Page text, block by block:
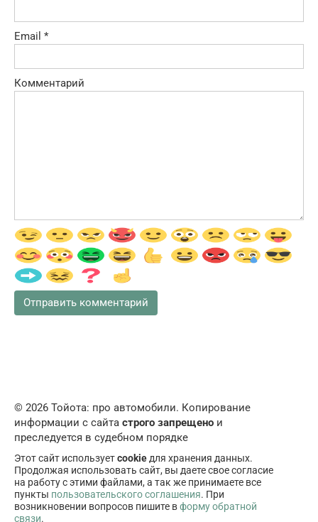
Email *
Комментарий
© 2026 Тойота: про автомобили. Копирование
информации с сайта строго запрещено и
преследуется в судебном порядке
Этот сайт используетcookieдля хранения данных.
Продолжая использовать сайт, вы даете свое согласие
на работу с этими файлами, а так же принимаете все
пункты пользовательского соглашения. При
возникновении вопросов пишите вформу обратной
связи.